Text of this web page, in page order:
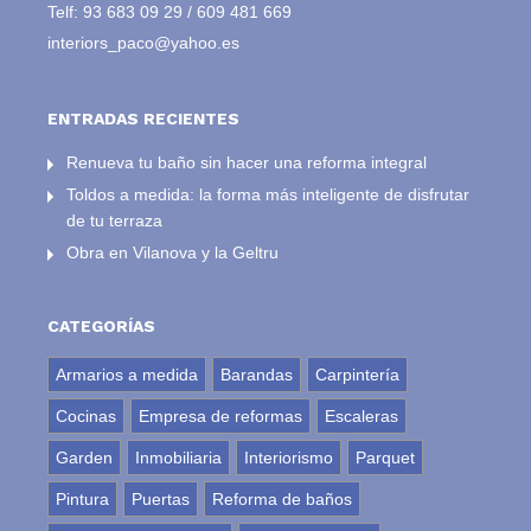
Telf: 93 683 09 29 / 609 481 669
interiors_paco@yahoo.es
ENTRADAS RECIENTES
Renueva tu baño sin hacer una reforma integral
Toldos a medida: la forma más inteligente de disfrutar
de tu terraza
Obra en Vilanova y la Geltru
CATEGORÍAS
Armarios a medida Barandas Carpintería
Cocinas Empresa de reformas Escaleras
Garden Inmobiliaria Interiorismo Parquet
Pintura Puertas Reforma de baños